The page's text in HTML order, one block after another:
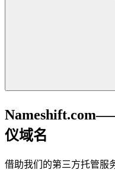
仪域名
借助我们的第三方托管服